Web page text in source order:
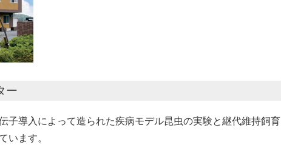
ー
子導入によって造られた疾病モデル昆虫の実験と継代維持飼育
います。